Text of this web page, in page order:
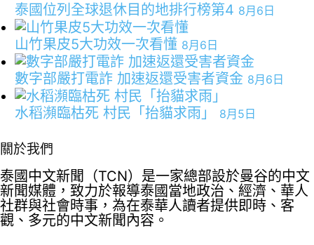
泰國位列全球退休目的地排行榜第4 8月6日
山竹果皮5大功效一次看懂 8月6日
數字部嚴打電詐 加速返還受害者資金 8月6日
水稻瀕臨枯死 村民「抬貓求雨」 8月5日
關於我們
泰國中文新聞（TCN）是一家總部設於曼谷的中文
新聞媒體，致力於報導泰國當地政治、經濟、華人
社群與社會時事，為在泰華人讀者提供即時、客
觀、多元的中文新聞內容。